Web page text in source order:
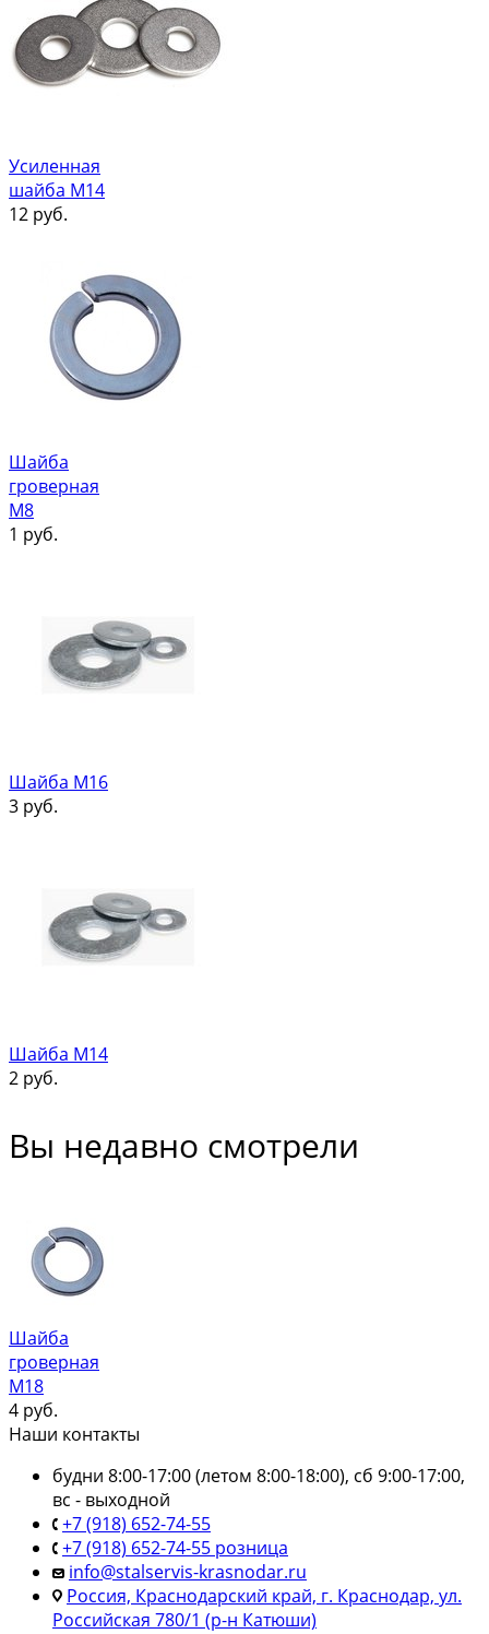
Усиленная
шайба М14
12 руб.
Шайба
гроверная
М8
1 руб.
Шайба М16
3 руб.
Шайба М14
2 руб.
Вы недавно смотрели
Шайба
гроверная
М18
4 руб.
Наши контакты
будни 8:00-17:00 (летом 8:00-18:00), сб 9:00-17:00,
вс - выходной
+7 (918) 652-74-55
+7 (918) 652-74-55 розница
info@stalservis-krasnodar.ru
Россия, Краснодарский край, г. Краснодар, ул.
Российская 780/1 (р-н Катюши)